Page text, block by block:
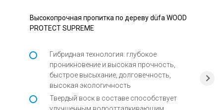
Высокопрочная пропитка по дереву düfa WOOD
PROTECT SUPREME
Гибридная технология: глубокое
проникновение и высокая прочность,
быстрое высыхание, долговечность,
высокая экологичность
Твердый воск в составе способствует